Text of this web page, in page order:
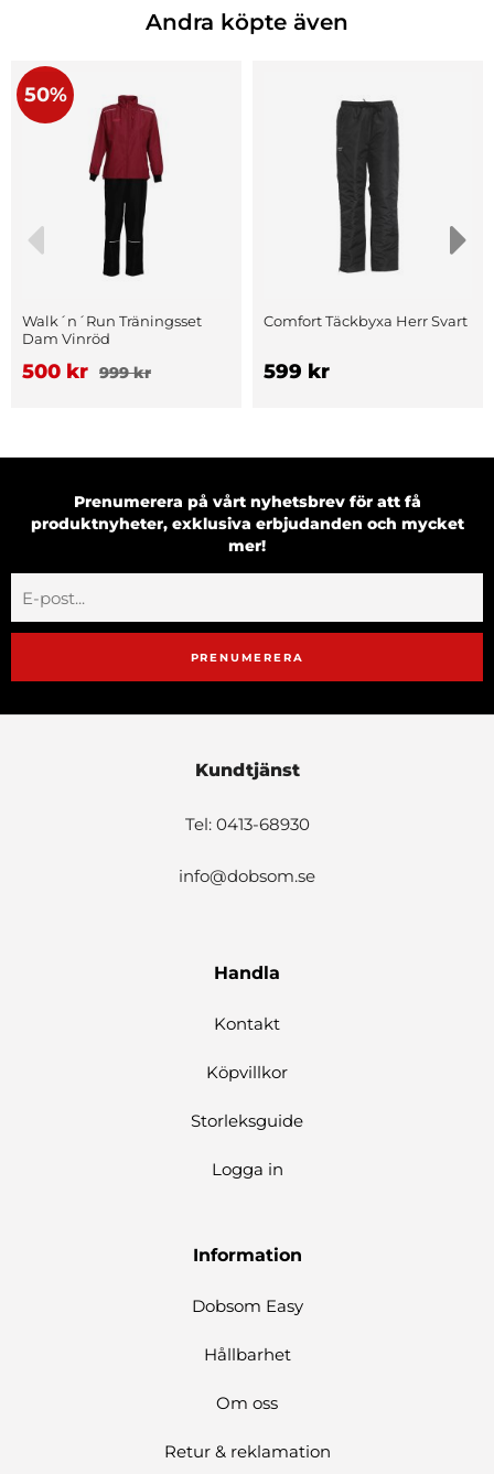
Andra köpte även
50%
Walk´n´Run Träningsset
Dam Vinröd
500 kr 999 kr
Comfort Täckbyxa Herr Svart
599 kr
Prenumerera på vårt nyhetsbrev för att få
produktnyheter, exklusiva erbjudanden och mycket
mer!
PRENUMERERA
Kundtjänst
Tel: 0413-68930
info@dobsom.se
Handla
Kontakt
Köpvillkor
Storleksguide
Logga in
Information
Dobsom Easy
Hållbarhet
Om oss
Retur & reklamation